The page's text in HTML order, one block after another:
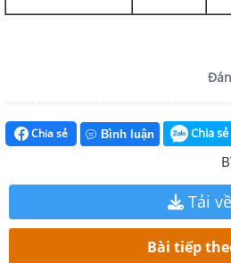
Chia sẻ Bình luận Chia sẻ
Tải về
Bài tiếp